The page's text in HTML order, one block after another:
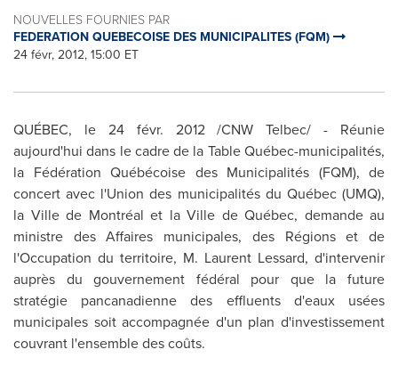
NOUVELLES FOURNIES PAR
FEDERATION QUEBECOISE DES MUNICIPALITES (FQM)
24 févr, 2012, 15:00 ET
QUÉBEC, le 24 févr. 2012 /CNW Telbec/ - Réunie
aujourd'hui dans le cadre de la Table Québec-municipalités,
la Fédération Québécoise des Municipalités (FQM), de
concert avec l'Union des municipalités du Québec (UMQ),
la Ville de Montréal et la Ville de Québec, demande au
ministre des Affaires municipales, des Régions et de
l'Occupation du territoire, M. Laurent Lessard, d'intervenir
auprès du gouvernement fédéral pour que la future
stratégie pancanadienne des effluents d'eaux usées
municipales soit accompagnée d'un plan d'investissement
couvrant l'ensemble des coûts.